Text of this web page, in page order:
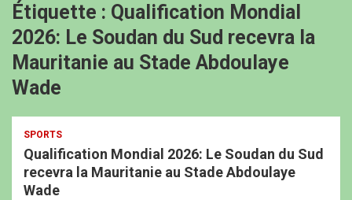
Étiquette : Qualification Mondial
2026: Le Soudan du Sud recevra la
Mauritanie au Stade Abdoulaye
Wade
SPORTS
Qualification Mondial 2026: Le Soudan du Sud
recevra la Mauritanie au Stade Abdoulaye
Wade